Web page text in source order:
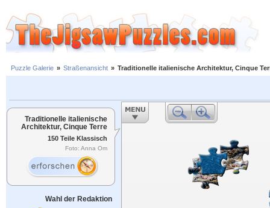
Puzzle Galerie » Straßenansicht » Traditionelle italienische Architektur, Cinque
Traditionelle italienische
Architektur, Cinque Terre
150 Teile Klassisch
Foto: Anna Om
Wahl der Redaktion